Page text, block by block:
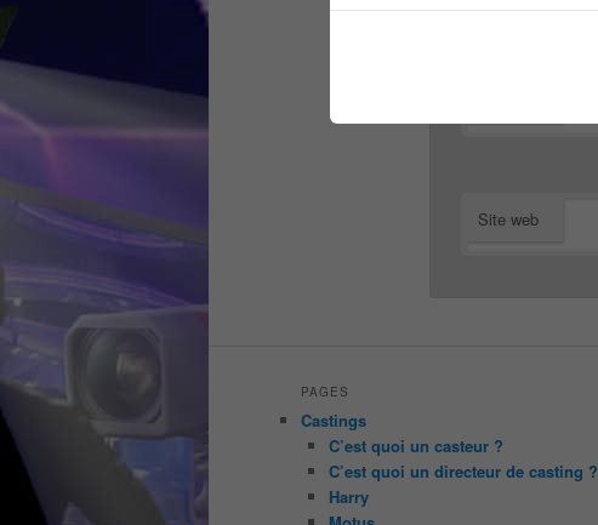
Site web
PAGES
Castings
C’est quoi un casteur ?
C’est quoi un directeur de casting ?
Harry